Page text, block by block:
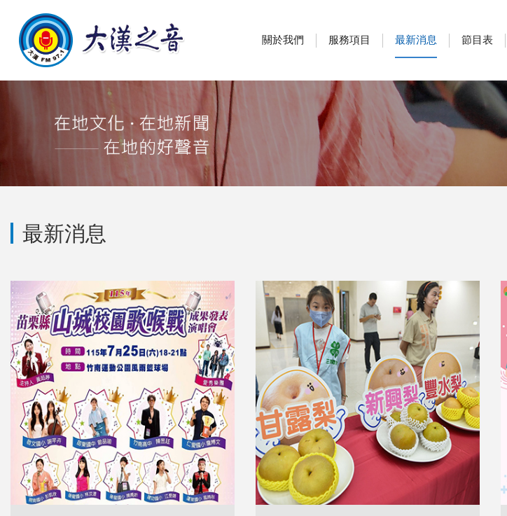
關於我們 服務項目 最新消息 節目表
最新消息